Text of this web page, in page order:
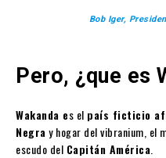
Bob Iger,
Pero, ¿que es
Wakanda es el país ficticio
Negray hogar del vibranium, el
escudo del Capitán América